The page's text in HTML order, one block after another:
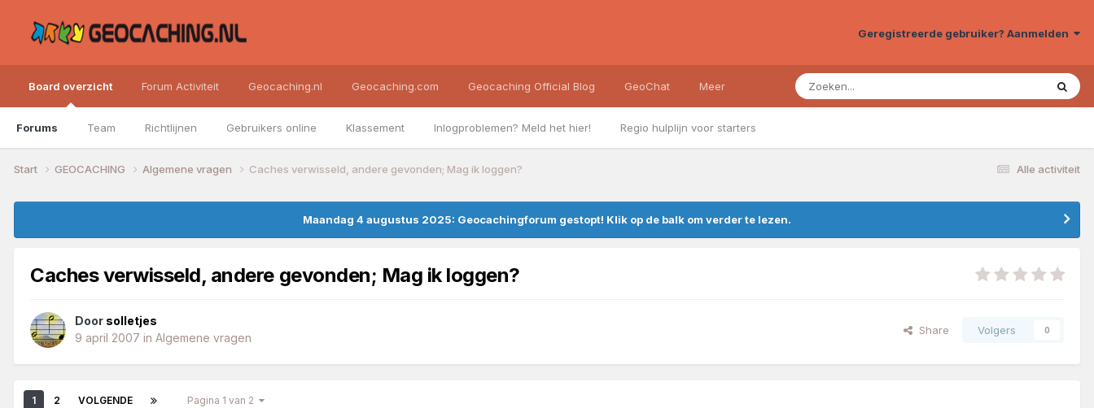
Geregistreerde gebruiker? Aanmelden
Board overzicht
Forums Team Richtlijnen Gebruikers online Klassement Inlogproblemen? Meld het hier! Regio hulplijn voor starters
Forum Activiteit Geocaching.nl Geocaching.com Geocaching Official Blog GeoChat Meer
Alle activiteit
Start GEOCACHING Algemene vragen Caches verwisseld, andere gevonden; Mag ik loggen?
Maandag 4 augustus 2025: Geocachingforum gestopt! Klik op de balk om verder te lezen.
Caches verwisseld, andere gevonden; Mag ik loggen?
Door solletjes
9 april 2007 in Algemene vragen
Share Volgers 0
1 2 VOLGENDE Pagina 1 van 2